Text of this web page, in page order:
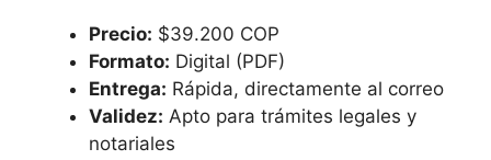
Precio: $39.200 COP
Formato: Digital (PDF)
Entrega: Rápida, directamente al correo
Validez: Apto para trámites legales y
notariales